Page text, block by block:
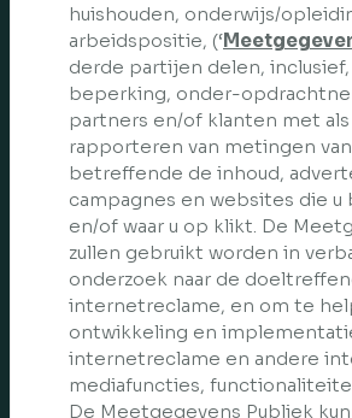
huishouden, onderwijs/
arbeidspositie, (‘
derde partijen delen,
beperking, onder-
partners en/of klanten met
rapporteren van metingen
betreffende de inhoud,
campagnes en websites die
en/of waar u op klikt. De
zullen gebruikt worden in
onderzoek naar de
internetreclame, en om te
ontwikkeling en
internetreclame en andere
mediafuncties,
De Meetgegevens Publiek